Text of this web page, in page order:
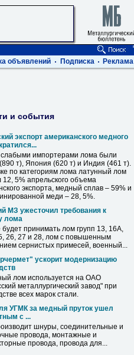
объявлений Подписка Реклама
и события
экспорт американского медного
импортерами лома были
т), Япония (620 т) и Индия (461 т).
по категориям лома латунный лом
12, 5% апрельского объема
экспорта, медный сплав – 59% и
меди – 28, 5%.
МЗ ужесточил требования к
лома
будет принимать лом групп 13, 16А,
26, 27 и 28, лом с повышенным
сернистых примесей, военный...
ускорит модернизацию
лом используется на ОАО
металлургический завод" при
всех марок стали.
УГМК за медный пруток ушел
с ...
шнуры, соединительные и
провода, монтажные и
провода, провода для...